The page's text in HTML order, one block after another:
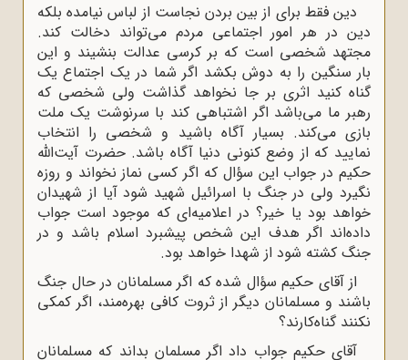
دین فقط برای از بین بردن نجاست از لباس نیامده بلکه
دین در هر امور اجتماعی مردم می‌تواند دخالت کند.
مجتهد شخصی است که بر کرسی عدالت بنشیند و این
بار سنگین را به دوش بکشد اگر شما در یک اجتماع یک
گناه کنید اثری بر جا نخواهد گذاشت ولی شخصی که
رهبر ما می‌باشد اگر اشتباهی کند با سرنوشت یک ملت
بازی می‌کند. بسیار آگاه باشید و شخصی را انتخاب
نمایید که از وضع کنونی دنیا آگاه باشد. حضرت آیت‌الله
حکیم در جواب این سؤال که اگر کسی نماز نخواند و روزه
نگیرد ولی در جنگ با اسرائیل شهید شود آیا از شهیدان
خواهد بود یا خیر؟ در اعلامیه‌ای که موجود است جواب
داده‌اند اگر هدف این شخص پیشبرد اسلام باشد و در
جنگ کشته شود از شهدا خواهد بود.
از آقای حکیم سؤال شده که اگر مسلمانان در حال جنگ
باشند و مسلمانان دیگر از ثروت کافی بهره‌مند، اگر کمکی
نکنند گناه‌کارند؟
آقای حکیم جواب داد اگر مسلمان بداند که مسلمانان